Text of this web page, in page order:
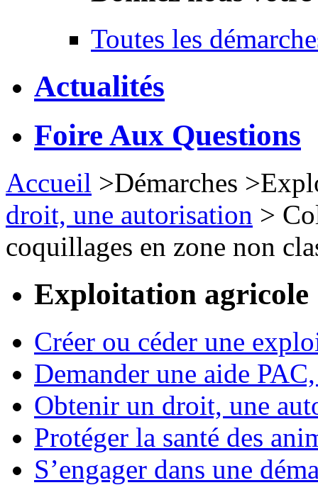
Toutes les
Actualités
Foire Aux Questions
Accueil >Démarches >
droit, une autorisation >
coquillages en zone non
Exploitation agricole
Créer ou céder une
Demander une aide
Obtenir un droit, une
Protéger la santé des
S’engager dans une